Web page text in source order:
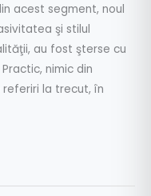
acest segment, noul
şi stilul
au fost şterse cu
nimic din
la trecut, în